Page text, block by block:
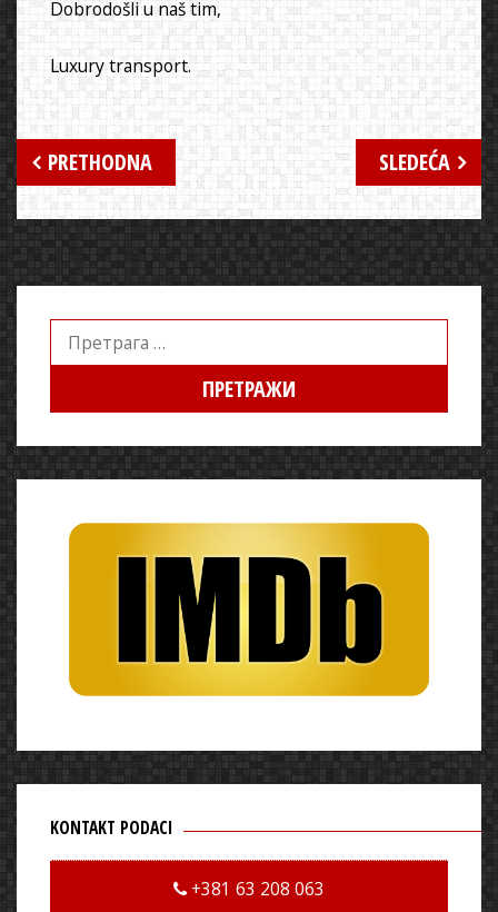
Dobrodošli u naš tim,
Luxury transport.
Кретање
чланка
PRETHODNA SLEDEĆA
Претрага
за:
KONTAKT PODACI
+381 63 208 063